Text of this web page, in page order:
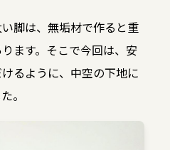
脚は、無垢材で作ると重
ます。そこで今回は、安
るように、中空の下地に
。